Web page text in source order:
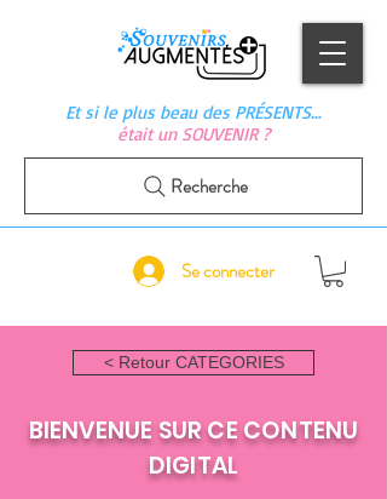
Et si le plus beau des PRÉSENTS…
était un SOUVENIR ?
Se connecter
Recherche
< Retour CATEGORIES
BIENVENUE SUR CE CONTENU
DIGITAL